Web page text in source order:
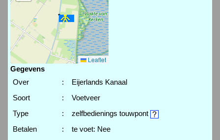
Leaflet
Gegevens
Over
:
Eijerlands Kanaal
Soort
:
Voetveer
Type
:
zelfbedienings touwpont
Betalen
:
te voet: Nee